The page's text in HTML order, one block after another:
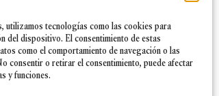
utilizamos tecnologías como las cookies para
del dispositivo. El consentimiento de estas
como el comportamiento de navegación o las
consentir o retirar el consentimiento, puede afectar
y funciones.
Sin duda